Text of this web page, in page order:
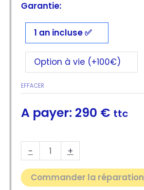
Garantie:
1 an incluse
Option à vie (+100€)
EFFACER
290 € ttc
-
quantité
de
Bloc
+
Commander la réparation